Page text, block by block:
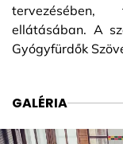
tervezésében,
ellátásában. A
Gyógyfürdők
GALÉRIA